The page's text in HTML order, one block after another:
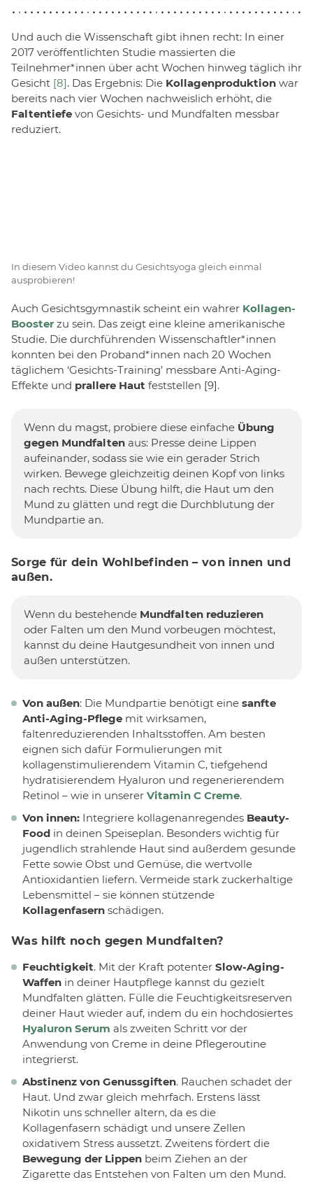
Und auch die Wissenschaft gibt ihnen recht: In einer
2017 veröffentlichten Studie massierten die
Teilnehmer*innen über acht Wochen hinweg täglich ihr
Gesicht [8]. Das Ergebnis: Die Kollagenproduktion war
bereits nach vier Wochen nachweislich erhöht, die
Faltentiefe von Gesichts- und Mundfalten messbar
reduziert.
In diesem Video kannst du Gesichtsyoga gleich einmal
ausprobieren!
Auch Gesichtsgymnastik scheint ein wahrer Kollagen-
Booster zu sein. Das zeigt eine kleine amerikanische
Studie. Die durchführenden Wissenschaftler*innen
konnten bei den Proband*innen nach 20 Wochen
täglichem ‘Gesichts-Training’ messbare Anti-Aging-
Effekte und prallere Haut feststellen [9].
Wenn du magst, probiere diese einfache Übung
gegen Mundfalten aus: Presse deine Lippen
aufeinander, sodass sie wie ein gerader Strich
wirken. Bewege gleichzeitig deinen Kopf von links
nach rechts. Diese Übung hilft, die Haut um den
Mund zu glätten und regt die Durchblutung der
Mundpartie an.
Sorge für dein Wohlbefinden – von innen und
außen.
Wenn du bestehende Mundfalten reduzieren
oder Falten um den Mund vorbeugen möchtest,
kannst du deine Hautgesundheit von innen und
außen unterstützen.
Von außen: Die Mundpartie benötigt eine sanfte
Anti-Aging-Pflege mit wirksamen,
faltenreduzierenden Inhaltsstoffen. Am besten
eignen sich dafür Formulierungen mit
kollagenstimulierendem Vitamin C, tiefgehend
hydratisierendem Hyaluron und regenerierendem
Retinol – wie in unserer Vitamin C Creme.
Von innen: Integriere kollagenanregendes Beauty-
Food in deinen Speiseplan. Besonders wichtig für
jugendlich strahlende Haut sind außerdem gesunde
Fette sowie Obst und Gemüse, die wertvolle
Antioxidantien liefern. Vermeide stark zuckerhaltige
Lebensmittel – sie können stützende
Kollagenfasern schädigen.
Was hilft noch gegen Mundfalten?
Feuchtigkeit. Mit der Kraft potenter Slow-Aging-
Waffen in deiner Hautpflege kannst du gezielt
Mundfalten glätten. Fülle die Feuchtigkeitsreserven
deiner Haut wieder auf, indem du ein hochdosiertes
Hyaluron Serum als zweiten Schritt vor der
Anwendung von Creme in deine Pflegeroutine
integrierst.
Abstinenz von Genussgiften. Rauchen schadet der
Haut. Und zwar gleich mehrfach. Erstens lässt
Nikotin uns schneller altern, da es die
Kollagenfasern schädigt und unsere Zellen
oxidativem Stress aussetzt. Zweitens fördert die
Bewegung der Lippen beim Ziehen an der
Zigarette das Entstehen von Falten um den Mund.